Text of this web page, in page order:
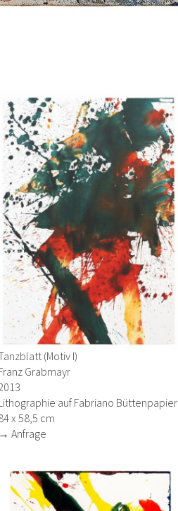
(Motiv I)
Grabmayr
auf Fabriano Büttenpapier
x 58,5 cm
→ Anfrage